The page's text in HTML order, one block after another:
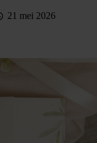
21 mei 2026